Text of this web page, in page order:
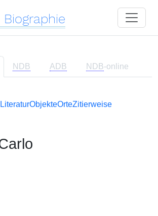
Biographie
NDB ADB NDB-online
LiteraturObjekteOrteZitierweise